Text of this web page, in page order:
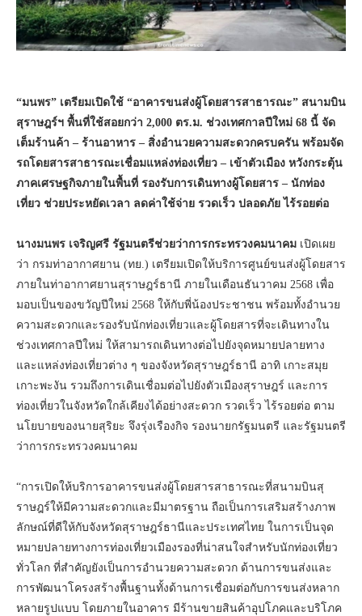
“มนพร” เตรียมเปิดใช้ “อาคารขนส่งผู้โดยสารสาธารณะ” สนามบิน
สุราษฎร์ฯ พื้นที่ใช้สอยกว่า 2,000 ตร.ม. ช่วงเทศกาลปีใหม่ 68 นี้ จัด
เต็มร้านค้า – ร้านอาหาร – สิ่งอำนวยความสะดวกครบครัน พร้อมจัด
รถโดยสารสาธารณะเชื่อมแหล่งท่องเที่ยว – เข้าตัวเมือง หวังกระตุ้น
ภาคเศรษฐกิจภายในพื้นที่ รองรับการเดินทางผู้โดยสาร – นักท่อง
เที่ยว ช่วยประหยัดเวลา ลดค่าใช้จ่าย รวดเร็ว ปลอดภัย ไร้รอยต่อ
นางมนพร เจริญศรี รัฐมนตรีช่วยว่าการกระทรวงคมนาคม เปิดเผย
ว่า กรมท่าอากาศยาน (ทย.) เตรียมเปิดให้บริการศูนย์ขนส่งผู้โดยสาร
ภายในท่าอากาศยานสุราษฎร์ธานี ภายในเดือนธันวาคม 2568 เพื่อ
มอบเป็นของขวัญปีใหม่ 2568 ให้กับพี่น้องประชาชน พร้อมทั้งอำนวย
ความสะดวกและรองรับนักท่องเที่ยวและผู้โดยสารที่จะเดินทางใน
ช่วงเทศกาลปีใหม่ ให้สามารถเดินทางต่อไปยังจุดหมายปลายทาง
และแหล่งท่องเที่ยวต่าง ๆ ของจังหวัดสุราษฎร์ธานี อาทิ เกาะสมุย
เกาะพะงัน รวมถึงการเดินเชื่อมต่อไปยังตัวเมืองสุราษฎร์ และการ
ท่องเที่ยวในจังหวัดใกล้เคียงได้อย่างสะดวก รวดเร็ว ไร้รอยต่อ ตาม
นโยบายของนายสุริยะ จึงรุ่งเรืองกิจ รองนายกรัฐมนตรี และรัฐมนตรี
ว่าการกระทรวงคมนาคม
“การเปิดให้บริการอาคารขนส่งผู้โดยสารสาธารณะที่สนามบินสุ
ราษฎร์ให้มีความสะดวกและมีมาตรฐาน ถือเป็นการเสริมสร้างภาพ
ลักษณ์ที่ดีให้กับจังหวัดสุราษฎร์ธานีและประเทศไทย ในการเป็นจุด
หมายปลายทางการท่องเที่ยวเมืองรองที่น่าสนใจสำหรับนักท่องเที่ยว
ทั่วโลก ที่สำคัญยังเป็นการอำนวยความสะดวก ด้านการขนส่งและ
การพัฒนาโครงสร้างพื้นฐานทั้งด้านการเชื่อมต่อกับการขนส่งหลาก
หลายรูปแบบ โดยภายในอาคาร มีร้านขายสินค้าอุปโภคและบริโภค